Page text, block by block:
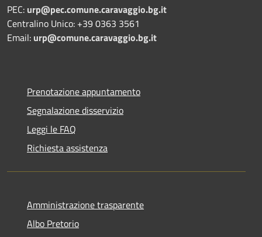
PEC: urp@pec.comune.caravaggio.bg.it
Centralino Unico: +39 0363 3561
Email: urp@comune.caravaggio.bg.it
Prenotazione appuntamento
Segnalazione disservizio
Leggi le FAQ
Richiesta assistenza
Amministrazione trasparente
Albo Pretorio